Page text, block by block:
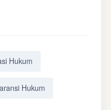
Hukum
Hukum